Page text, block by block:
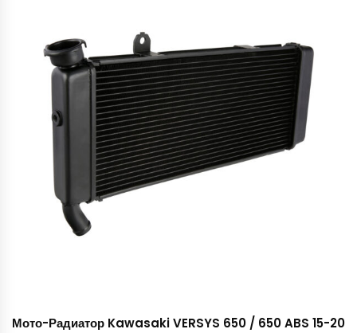
Мото-Радиатор Kawasaki VERSYS 650 / 650 ABS 15-20